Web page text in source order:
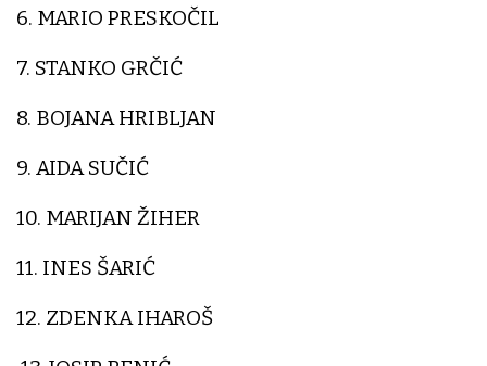
6. MARIO PRESKOČIL
7. STANKO GRČIĆ
8. BOJANA HRIBLJAN
9. AIDA SUČIĆ
10. MARIJAN ŽIHER
11. INES ŠARIĆ
12. ZDENKA IHAROŠ